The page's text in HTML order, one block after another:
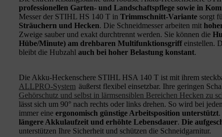
professionellen Garten- und Landschaftspflege sowie in
Messer der STIHL HS 140 T in Trimmschnitt-Variante sorgt
Sträuchern und Hecken. Die Schneidmesser arbeiten mit
Zweige sauber und exakt durchtrennt werden. Sie können die
Hübe/Minute) am drehbaren Multifunktionsgriffeinstellen.
bleibt die Hubzahl auch bei hoher Belastung konstant.
Die Akku-Heckenschere STIHL HSA 140 T ist mit ihrem
ALLPRO-System äußerst flexibel einsetzbar. Ihre geringen
Gehörschutz und selbst in lärmsensiblen Bereichen Hecken zu
lässt sich um 90° nach rechts oder links drehen. So wird bei
immer eine ergonomisch günstige Arbeitsposition unterstützt
längere Akkulaufzeit und erhöhte Lebensdauer. Die
unterstützen Ihre Sicherheit und schützen die Schneidgarnitur.